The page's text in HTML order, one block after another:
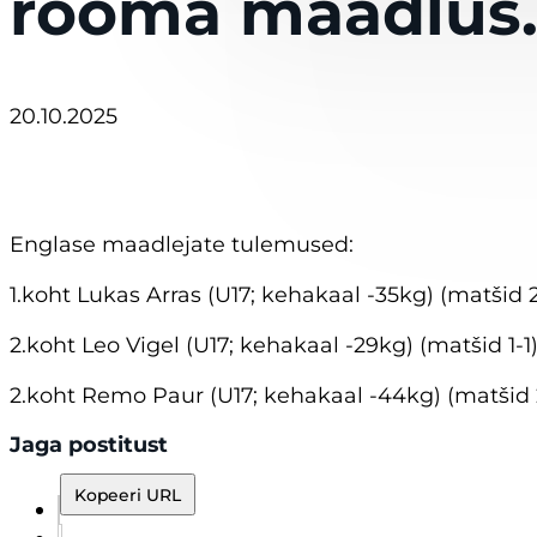
20.10.2025
Englase maadlejate tulemused:
1.koht Lukas Arras (U17; kehakaal -35kg) (matšid
2.koht Leo Vigel (U17; kehakaal -29kg) (matšid 1-1)
2.koht Remo Paur (U17; kehakaal -44kg) (matšid
Jaga postitust
Kopeeri URL